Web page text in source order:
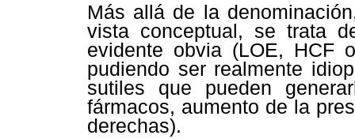
Más allá de la
vista conceptual, se trata
evidente obvia (LOE, HCF
pudiendo ser realmente
sutiles que pueden
fármacos, aumento de la
derechas).